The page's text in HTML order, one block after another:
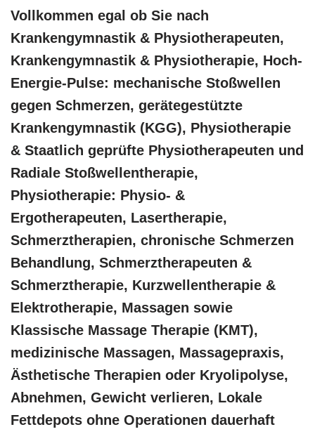
Vollkommen egal ob Sie nach
Krankengymnastik & Physiotherapeuten,
Krankengymnastik & Physiotherapie, Hoch-
Energie-Pulse: mechanische Stoßwellen
gegen Schmerzen, gerätegestützte
Krankengymnastik (KGG), Physiotherapie
& Staatlich geprüfte Physiotherapeuten und
Radiale Stoßwellentherapie,
Physiotherapie: Physio- &
Ergotherapeuten, Lasertherapie,
Schmerztherapien, chronische Schmerzen
Behandlung, Schmerztherapeuten &
Schmerztherapie, Kurzwellentherapie &
Elektrotherapie, Massagen sowie
Klassische Massage Therapie (KMT),
medizinische Massagen, Massagepraxis,
Ästhetische Therapien oder Kryolipolyse,
Abnehmen, Gewicht verlieren, Lokale
Fettdepots ohne Operationen dauerhaft